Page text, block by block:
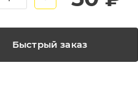
Быстрый заказ